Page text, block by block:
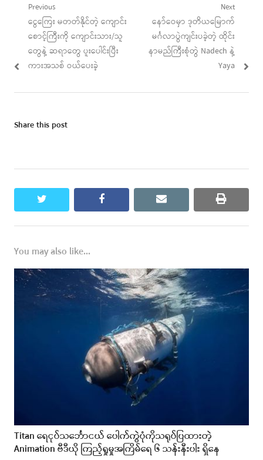
Post
navigation
Previous
Previous
post:
ငွေကြေး မတတ်နိုင်တဲ့ ကျောင်း
စောင့်ကြီးကို ကျောင်းသား/သူ
တွေနဲ့ ဆရာတွေ ပူးပေါင်းပြီး
ကားအသစ် ဝယ်ပေးခဲ့
Next
Next
post:
နော်ဝေမှာ ဒုတိယမြောက်
မင်္ဂလာပွဲကျင်းပခဲ့တဲ့ ထိုင်း
နာမည်ကြီးစုံတွဲ Nadech နဲ့
Yaya
Share this post
twitter facebook email print
You may also like...
Titan ရေငုပ်သင်္ဘောငယ် ပေါက်ကွဲပုံကိုသရုပ်ပြထားတဲ့
Animation ဗီဒီယို ကြည့်ရှုမှုအကြိမ်ရေ ၆ သန်းနီးပါး ရှိနေ